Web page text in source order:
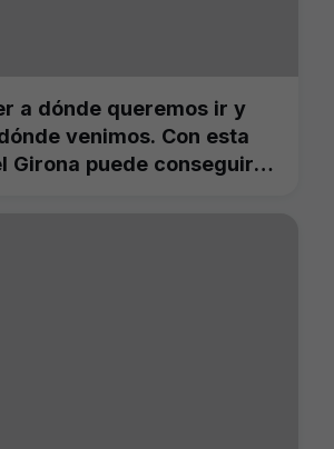
a dónde queremos ir y
venimos. Con esta
Girona puede conseguir